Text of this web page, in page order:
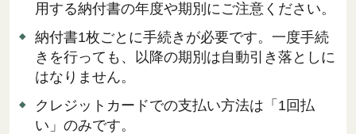
用する納付書の年度や期別にご注意ください。
納付書1枚ごとに手続きが必要です。一度手続
きを行っても、以降の期別は自動引き落としに
はなりません。
クレジットカードでの支払い方法は「1回払
い」のみです。